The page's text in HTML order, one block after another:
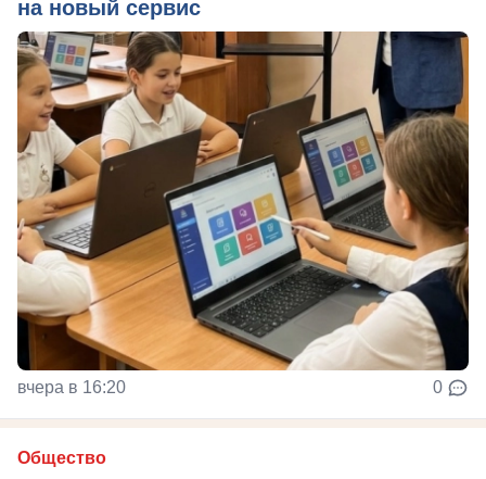
на новый сервис
вчера в 16:20 0
Общество